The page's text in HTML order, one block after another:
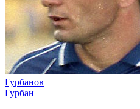
Гурбанов
Гурбан